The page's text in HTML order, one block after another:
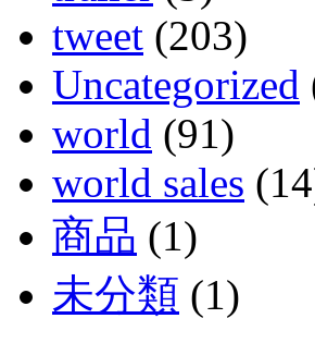
tweet (203)
Uncategorized
world (91)
world sales
商品 (1)
未分類 (1)